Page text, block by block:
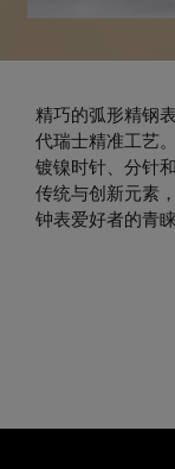
精巧的弧形精钢
代瑞士精准工艺
镀镍时针、分针
传统与创新元素
钟表爱好者的青睐